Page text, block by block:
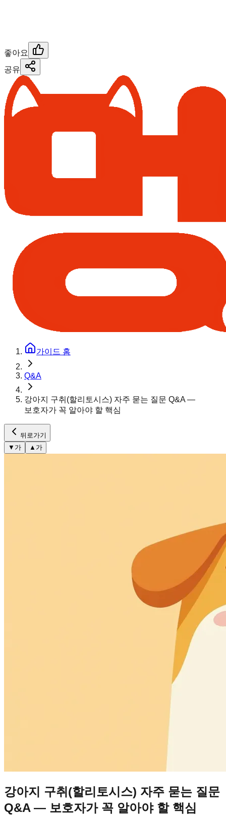
좋아요
공유
가이드 홈
Q&A
강아지 구취(할리토시스) 자주 묻는 질문 Q&A —
보호자가 꼭 알아야 할 핵심
뒤로가기
▼ 가 ▲ 가
강아지 구취(할리토시스) 자주 묻는 질문
Q&A — 보호자가 꼭 알아야 할 핵심